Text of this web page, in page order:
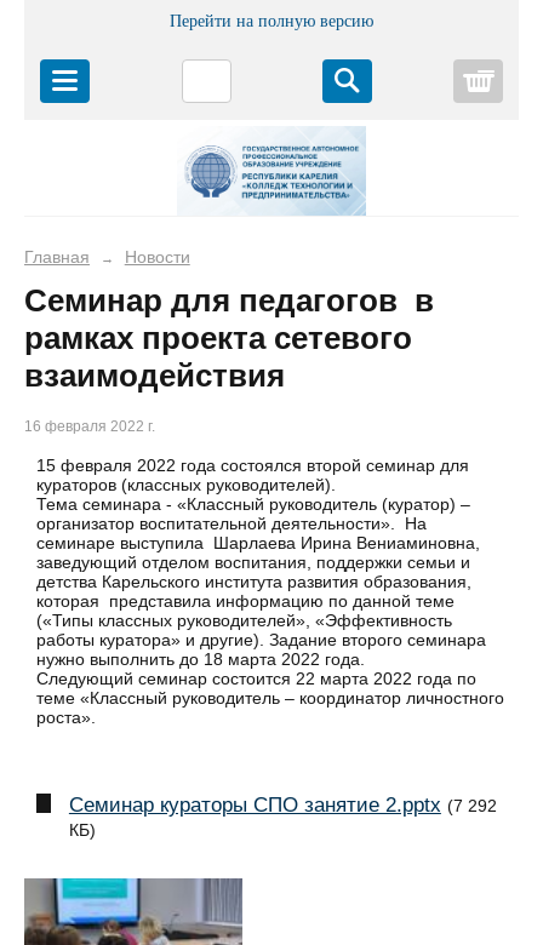
Перейти на полную версию
Главная → Новости
Семинар для педагогов в
рамках проекта сетевого
взаимодействия
16 февраля 2022 г.
15 февраля 2022 года состоялся второй семинар для
кураторов (классных руководителей).
Тема семинара - «Классный руководитель (куратор) –
организатор воспитательной деятельности». На
семинаре выступила Шарлаева Ирина Вениаминовна,
заведующий отделом воспитания, поддержки семьи и
детства Карельского института развития образования,
которая представила информацию по данной теме
(«Типы классных руководителей», «Эффективность
работы куратора» и другие). Задание второго семинара
нужно выполнить до 18 марта 2022 года.
Следующий семинар состоится 22 марта 2022 года по
теме «Классный руководитель – координатор личностного
роста».
Семинар кураторы СПО занятие 2.pptx (7 292
КБ)